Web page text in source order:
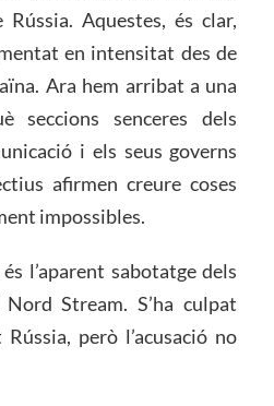
Aquestes, és clar,
en intensitat des de
Ara hem arribat a una
seccions senceres dels
i els seus governs
afirmen creure coses
impossibles.
és l’aparent sabotatge dels
Stream. S’ha culpat
però l’acusació no